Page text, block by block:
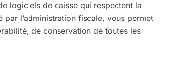
logiciels de caisse qui respectent la
par l’administration fiscale, vous permet
de conservation de toutes les